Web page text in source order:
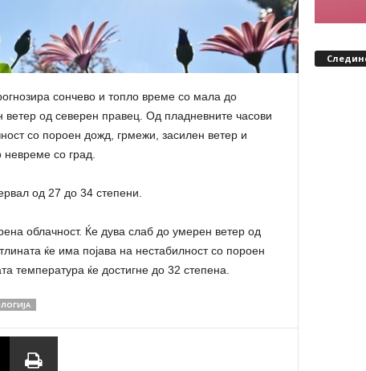
сончево и топло време со мала до
од северен правец. Од пладневните часови
со пороен дожд, грмежи, засилен ветер и
невреме со град.
од 27 до 34 степени.
облачност. Ќе дува слаб до умерен ветер од
ќе има појава на нестабилност со пороен
температура ќе достигне до 32 степена.